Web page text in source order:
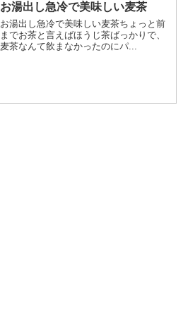
お湯出し急冷で美味しい麦茶
お湯出し急冷で美味しい麦茶ちょっと前
までお茶と言えばほうじ茶ばっかりで、
麦茶なんて飲まなかったのにパ...